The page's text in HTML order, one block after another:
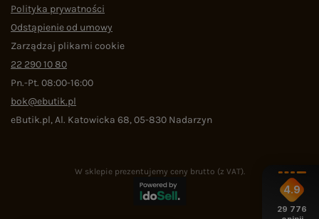
Polityka prywatności
Odstąpienie od umowy
Zarządzaj plikami cookie
22 290 10 80
Pn.-Pt. 08:00-16:00
bok@ebutik.pl
eButik.pl,Al. Katowicka 68,05-830 Nadarzyn
W sklepie prezentujemy ceny brutto (z VAT).
4.9
29 776